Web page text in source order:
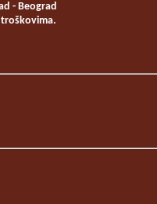
- Beograd